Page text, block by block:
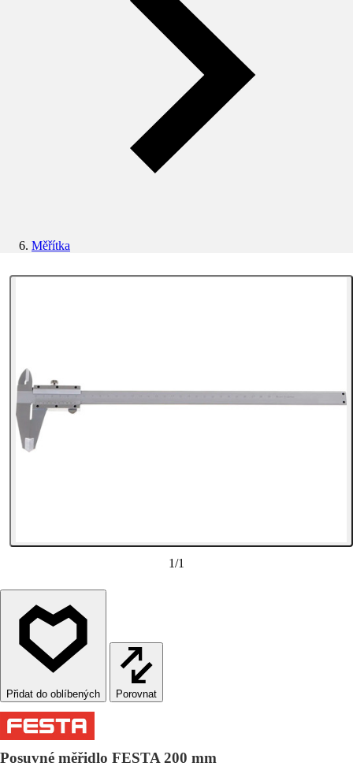
Měřítka
1/1
Porovnat
Posuvné měřidlo FESTA 200 mm